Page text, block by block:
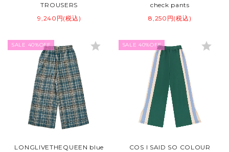
TROUSERS
9,240円(税込)
check pants
8,250円(税込)
SALE 40%OFF
LONGLIVETHEQUEEN blue
star SALE 40%OFF
COS I SAID SO COLOUR
star